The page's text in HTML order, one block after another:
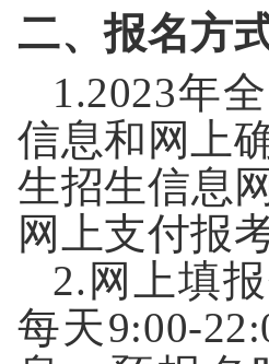
二、报名方
1.2023年
信息和网上
生招生信息网
网上支付报
2. 网上填
每天9:00-22: